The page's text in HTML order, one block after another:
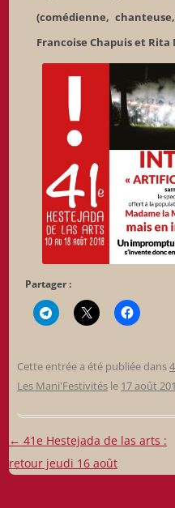
(comédienne,
Francoise Chapuis et Rita
Partager :
Cette entrée a été publiée dans
Les Mani'Festivités le 17 août
Navigation
des
← 41e Hestejada de las arts :
retour jeudi 16 août